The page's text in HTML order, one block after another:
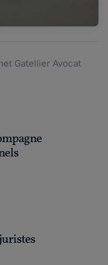
Gatellier Avocat